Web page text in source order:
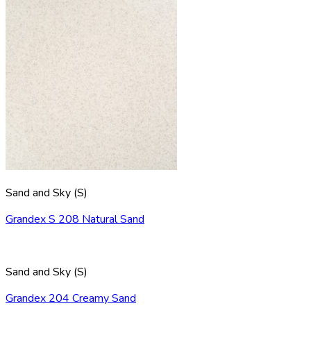
Sand and Sky (S)
Grandex S 208 Natural Sand
Sand and Sky (S)
Grandex 204 Creamy Sand